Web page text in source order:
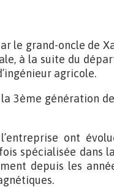
le grand-oncle de
à la suite du
agricole.
3ème génération
ont
spécialisée dans
depuis les